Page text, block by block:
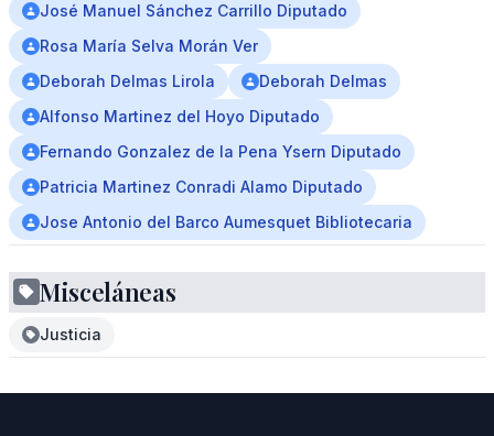
José Manuel Sánchez Carrillo Diputado
Rosa María Selva Morán Ver
Deborah Delmas Lirola
Deborah Delmas
Alfonso Martinez del Hoyo Diputado
Fernando Gonzalez de la Pena Ysern Diputado
Patricia Martinez Conradi Alamo Diputado
Jose Antonio del Barco Aumesquet Bibliotecaria
Misceláneas
Justicia